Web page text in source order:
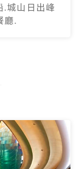
.城山日出峰
廳.